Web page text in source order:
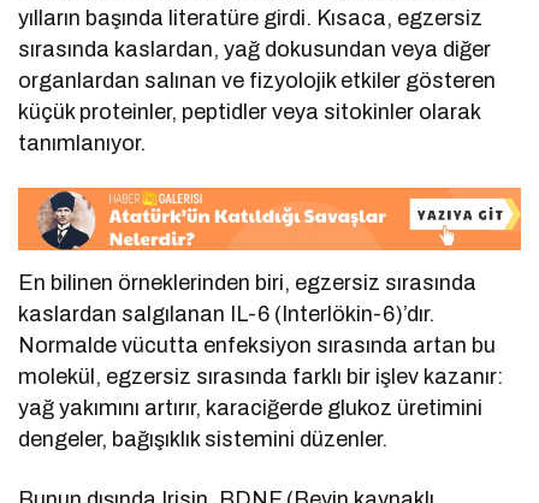
yılların başında literatüre girdi. Kısaca, egzersiz
sırasında kaslardan, yağ dokusundan veya diğer
organlardan salınan ve fizyolojik etkiler gösteren
küçük proteinler, peptidler veya sitokinler olarak
tanımlanıyor.
En bilinen örneklerinden biri, egzersiz sırasında
kaslardan salgılanan IL-6 (Interlökin-6)’dır.
Normalde vücutta enfeksiyon sırasında artan bu
molekül, egzersiz sırasında farklı bir işlev kazanır:
yağ yakımını artırır, karaciğerde glukoz üretimini
dengeler, bağışıklık sistemini düzenler.